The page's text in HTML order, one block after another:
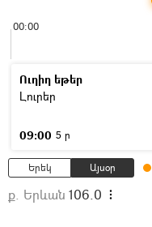
00:00
Ուղիղ եթեր
Լուրեր
09:00 5 ր
Երեկ Այսօր
ք. Երևան 106.0